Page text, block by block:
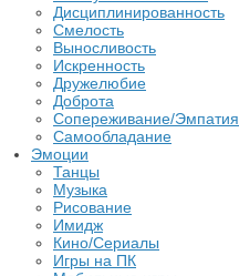
Дисциплинированность
Смелость
Выносливость
Искренность
Дружелюбие
Доброта
Сопереживание/Эмпатия
Самообладание
Эмоции
Танцы
Музыка
Рисование
Имидж
Кино/Сериалы
Игры на ПК